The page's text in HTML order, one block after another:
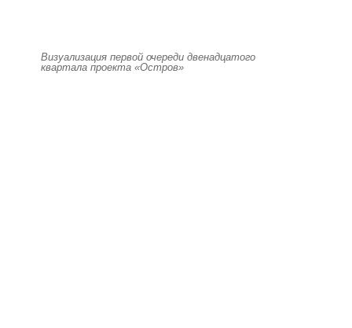
Визуализация первой очереди двенадцатого
квартала проекта «Остров»